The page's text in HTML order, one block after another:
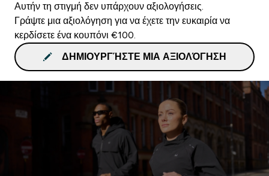
Αυτήν τη στιγμή δεν υπάρχουν αξιολογήσεις.
Γράψτε μια αξιολόγηση για να έχετε την ευκαιρία να
κερδίσετε ένα κουπόνι €100.
ΔΗΜΙΟΥΡΓΉΣΤΕ ΜΙΑ ΑΞΙΟΛΌΓΗΣΗ